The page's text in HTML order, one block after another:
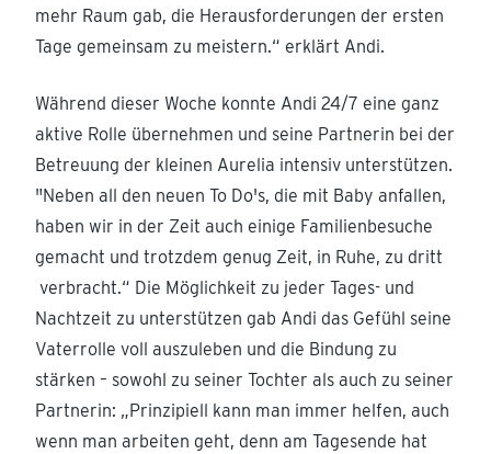
mehr Raum gab, die Herausforderungen der ersten
Tage gemeinsam zu meistern.“ erklärt Andi.
Während dieser Woche konnte Andi 24/7 eine ganz
aktive Rolle übernehmen und seine Partnerin bei der
Betreuung der kleinen Aurelia intensiv unterstützen.
"Neben all den neuen To Do's, die mit Baby anfallen,
haben wir in der Zeit auch einige Familienbesuche
gemacht und trotzdem genug Zeit, in Ruhe, zu dritt
verbracht.“ Die Möglichkeit zu jeder Tages- und
Nachtzeit zu unterstützen gab Andi das Gefühl seine
Vaterrolle voll auszuleben und die Bindung zu
stärken – sowohl zu seiner Tochter als auch zu seiner
Partnerin: „Prinzipiell kann man immer helfen, auch
wenn man arbeiten geht, denn am Tagesende hat